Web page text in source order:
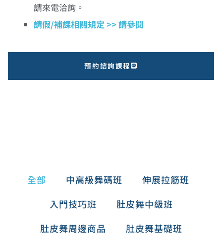
請來電洽詢。
請假/補課相關規定 >> 請參閱
預約諮詢課程
全部 中高級舞碼班
伸展拉筋班
入門技巧班
肚皮舞中級班
肚皮舞周邊商品
肚皮舞基礎班